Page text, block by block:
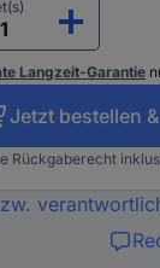
Langzeit-Garantie
Jetzt bestellen
Rückgaberecht